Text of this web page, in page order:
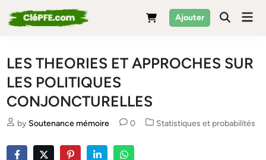
to
Ajouter
LES THEORIES ET APPROCHES SUR
LES POLITIQUES
CONJONCTURELLES
by Soutenance mémoire 0
Posted
Statistiques et probabilités